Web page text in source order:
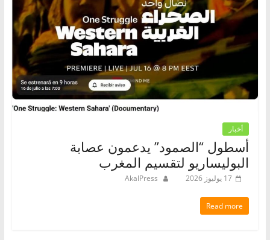
أخبار
أسطول “الصمود” يدعمون عصابة
البوليساريو لتقسيم المغرب
17 يوليوز 2026 AkalPress
Read more